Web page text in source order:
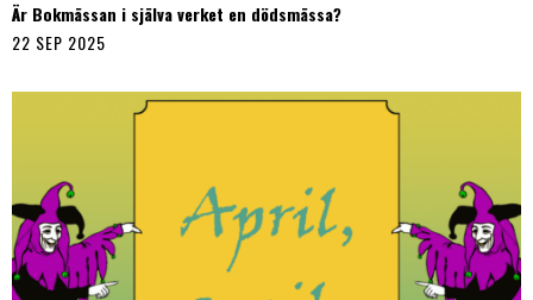
Är Bokmässan i själva verket en dödsmässa?
22 SEP 2025